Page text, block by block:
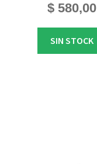
$ 580,00
SIN STOCK